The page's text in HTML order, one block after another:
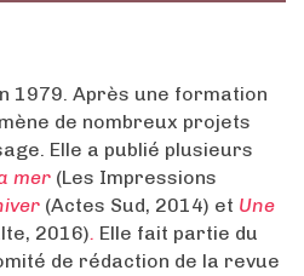
1979. Après une formation
de nombreux projets
Elle a publié plusieurs
mer (Les Impressions
(Actes Sud, 2014) et Une
2016). Elle fait partie du
de rédaction de la revue